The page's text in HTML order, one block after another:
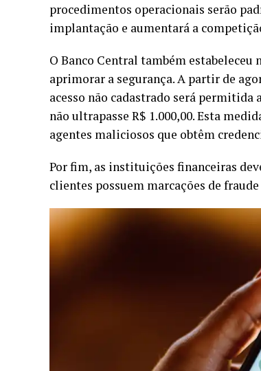
procedimentos operacionais serão
implantação e aumentará a
O Banco Central também estabeleceu
aprimorar a segurança. A partir de
acesso não cadastrado será permitida
não ultrapasse R$ 1.000,00. Esta
agentes maliciosos que obtêm
Por fim, as instituições financeiras
clientes possuem marcações de